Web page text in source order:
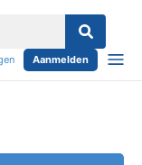
Aanmelden